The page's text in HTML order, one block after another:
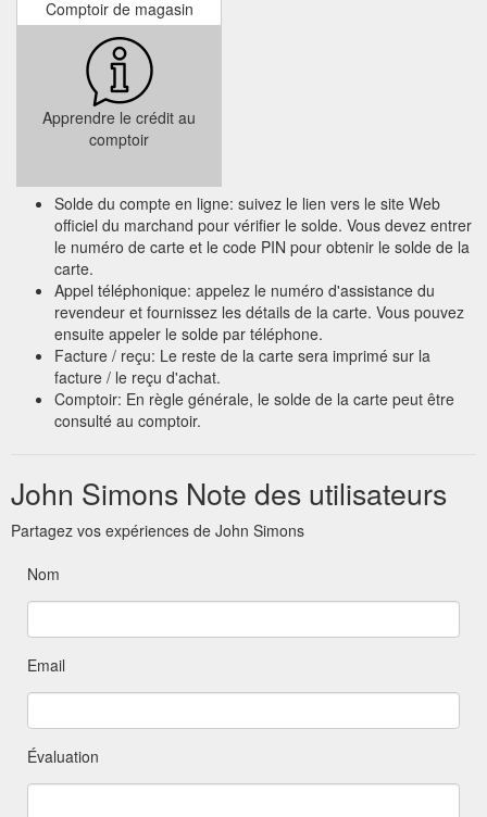
Comptoir de magasin
Apprendre le crédit au
comptoir
Solde du compte en ligne: suivez le lien vers le site Web
officiel du marchand pour vérifier le solde. Vous devez entrer
le numéro de carte et le code PIN pour obtenir le solde de la
carte.
Appel téléphonique: appelez le numéro d'assistance du
revendeur et fournissez les détails de la carte. Vous pouvez
ensuite appeler le solde par téléphone.
Facture / reçu: Le reste de la carte sera imprimé sur la
facture / le reçu d'achat.
Comptoir: En règle générale, le solde de la carte peut être
consulté au comptoir.
John Simons Note des utilisateurs
Partagez vos expériences de John Simons
Nom
Email
Évaluation